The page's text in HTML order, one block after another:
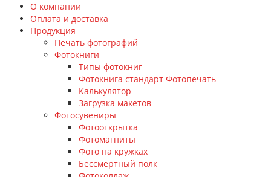
О компании
Оплата и доставка
Продукция
Печать фотографий
Фотокниги
Типы фотокниг
Фотокнига стандарт Фотопечать
Калькулятор
Загрузка макетов
Фотосувениры
Фотооткрытка
Фотомагниты
Фото на кружках
Бессмертный полк